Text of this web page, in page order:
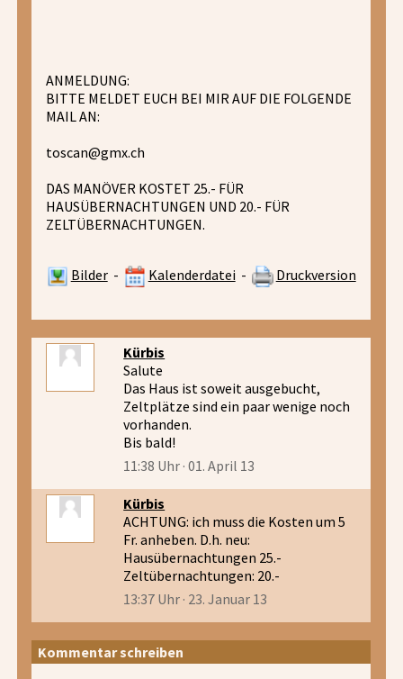
ANMELDUNG:
BITTE MELDET EUCH BEI MIR AUF DIE FOLGENDE
MAIL AN:
toscan@gmx.ch
DAS MANÖVER KOSTET 25.- FÜR
HAUSÜBERNACHTUNGEN UND 20.- FÜR
ZELTÜBERNACHTUNGEN.
Bilder- Kalenderdatei- Druckversion
Kürbis
Salute
Das Haus ist soweit ausgebucht,
Zeltplätze sind ein paar wenige noch
vorhanden.
Bis bald!
11:38 Uhr · 01. April 13
Kürbis
ACHTUNG: ich muss die Kosten um 5
Fr. anheben. D.h. neu:
Hausübernachtungen 25.-
Zeltübernachtungen: 20.-
13:37 Uhr · 23. Januar 13
Kommentar schreiben